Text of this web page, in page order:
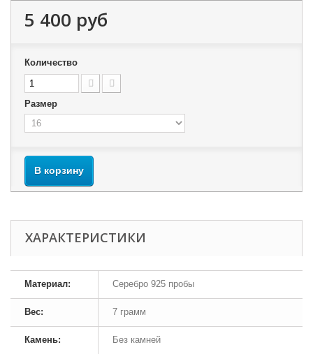
5 400 руб
Количество
Размер
В корзину
ХАРАКТЕРИСТИКИ
Материал: Серебро 925 пробы
Вес: 7 грамм
Камень: Без камней